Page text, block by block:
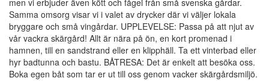
men vi erbjuder även kött och fågel från små svenska gårdar.
Samma omsorg visar vi i valet av drycker där vi väljer lokala
bryggare och små vingårdar. UPPLEVELSE: Passa på att njut av
vår vackra skärgård! Allt är nära på ön, en kort promenad i
hamnen, till en sandstrand eller en klipphäll. Ta ett vinterbad eller
hyr badtunna och bastu. BÅTRESA: Det är enkelt att besöka oss.
Boka egen båt som tar er ut till oss genom vacker skärgårdsmiljö.